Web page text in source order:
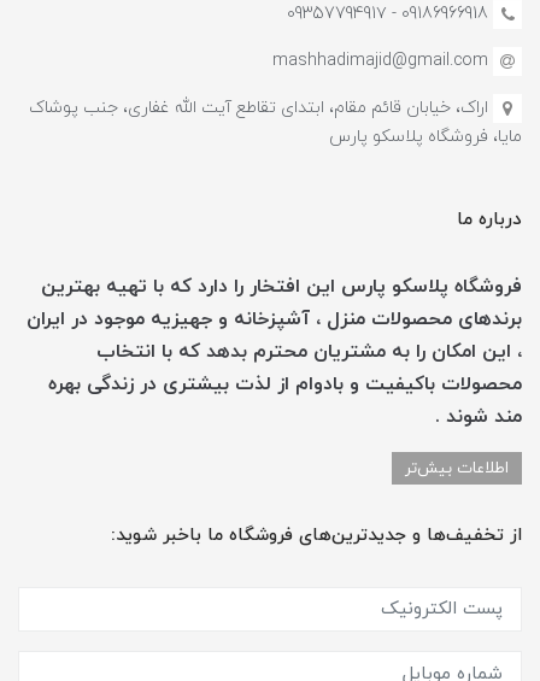
09186966918 - 0935779491۷
mashhadimajid@gmail.com
اراک، خیابان قائم مقام، ابتدای تقاطع آیت الله غفاری، جنب پوشاک
مایا، فروشگاه پلاسکو پارس
درباره ما
فروشگاه پلاسکو پارس این افتخار را دارد که با تهیه بهترین
برندهای محصولات منزل ، آشپزخانه و جهیزیه موجود در ایران
، این امکان را به مشتریان محترم بدهد که با انتخاب
محصولات باکیفیت و بادوام از لذت بیشتری در زندگی بهره
مند شوند .
اطلاعات بیش‌تر
از تخفیف‌ها و جدیدترین‌های فروشگاه ما باخبر شوید: